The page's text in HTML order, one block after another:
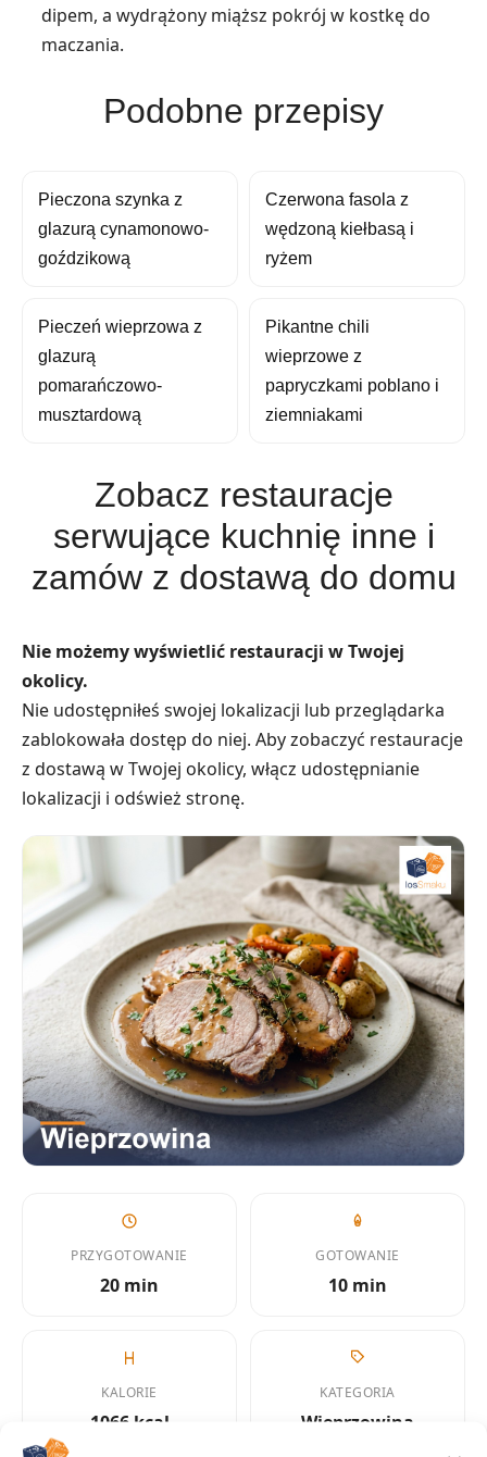
dipem, a wydrążony miąższ pokrój w kostkę do
maczania.
Podobne przepisy
Pieczona szynka z
glazurą cynamonowo-
goździkową
Czerwona fasola z
wędzoną kiełbasą i
ryżem
Pieczeń wieprzowa z
glazurą
pomarańczowo-
musztardową
Pikantne chili
wieprzowe z
papryczkami poblano i
ziemniakami
Zobacz restauracje
serwujące kuchnię inne i
zamów z dostawą do domu
Nie możemy wyświetlić restauracji w Twojej
okolicy.
Nie udostępniłeś swojej lokalizacji lub przeglądarka
zablokowała dostęp do niej. Aby zobaczyć restauracje
z dostawą w Twojej okolicy, włącz udostępnianie
lokalizacji i odśwież stronę.
PRZYGOTOWANIE
20 min
GOTOWANIE
10 min
KALORIE
1066 kcal
KATEGORIA
Wieprzowina